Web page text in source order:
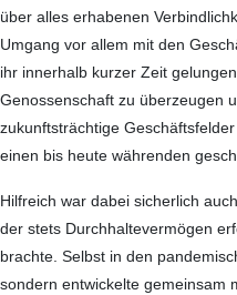
über alles erhabenen
Umgang vor allem mit den
ihr innerhalb kurzer Zeit
Genossenschaft zu überzeugen
zukunftsträchtige
einen bis heute währenden
Hilfreich war dabei sicherlich
der stets Durchhaltevermögen
brachte. Selbst in den
sondern entwickelte gemeinsam